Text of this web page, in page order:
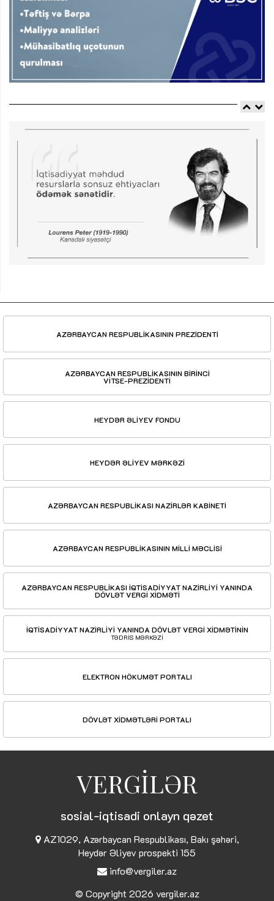
AZƏRBAYCAN RESPUBLİKASININ PREZİDENTİ
AZƏRBAYCAN RESPUBLİKASININ BİRİNCİ
VİTSE-PREZİDENTİ
HEYDƏR ƏLİYEV FONDU
HEYDƏR ƏLİYEV MƏRKƏZİ
AZƏRBAYCAN RESPUBLİKASI NAZİRLƏR KABİNETİ
AZƏRBAYCAN RESPUBLİKASININ MİLLİ MƏCLİSİ
AZƏRBAYCAN RESPUBLİKASI İQTİSADİYYAT NAZİRLİYİ YANINDA
DÖVLƏT VERGİ XİDMƏTİ
İQTİSADİYYAT NAZİRLİYİ YANINDA DÖVLƏT VERGİ XİDMƏTİNİN
TƏDRİS MƏRKƏZİ
ELEKTRON HÖKUMƏT PORTALI
DÖVLƏT XİDMƏTLƏRİ PORTALI
VERGİLƏR
sosial-iqtisadi onlayn qəzet
AZ1029, Azərbaycan Respublikası, Bakı şəhəri,
Heydər Əliyev prospekti 155
info@vergiler.az
© Copyright 2026 vergiler.az